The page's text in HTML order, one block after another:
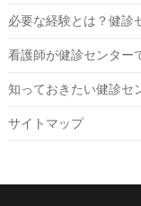
必要な経験とは？健診
看護師が健診センター
知っておきたい健診セ
サイトマップ